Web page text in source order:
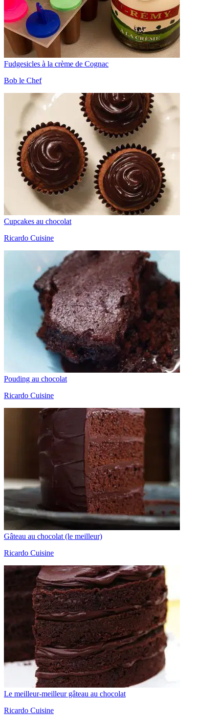
Fudgesicles à la crème de Cognac
Bob le Chef
Cupcakes au chocolat
Ricardo Cuisine
Pouding au chocolat
Ricardo Cuisine
Gâteau au chocolat (le meilleur)
Ricardo Cuisine
Le meilleur-meilleur gâteau au chocolat
Ricardo Cuisine